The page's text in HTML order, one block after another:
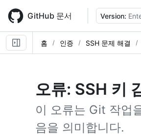
main
content
GitHub 문서 Version:
홈 인증 SSH 문제 해결
오류: SSH 키
이 오류는 Git 작업
음을 의미합니다.